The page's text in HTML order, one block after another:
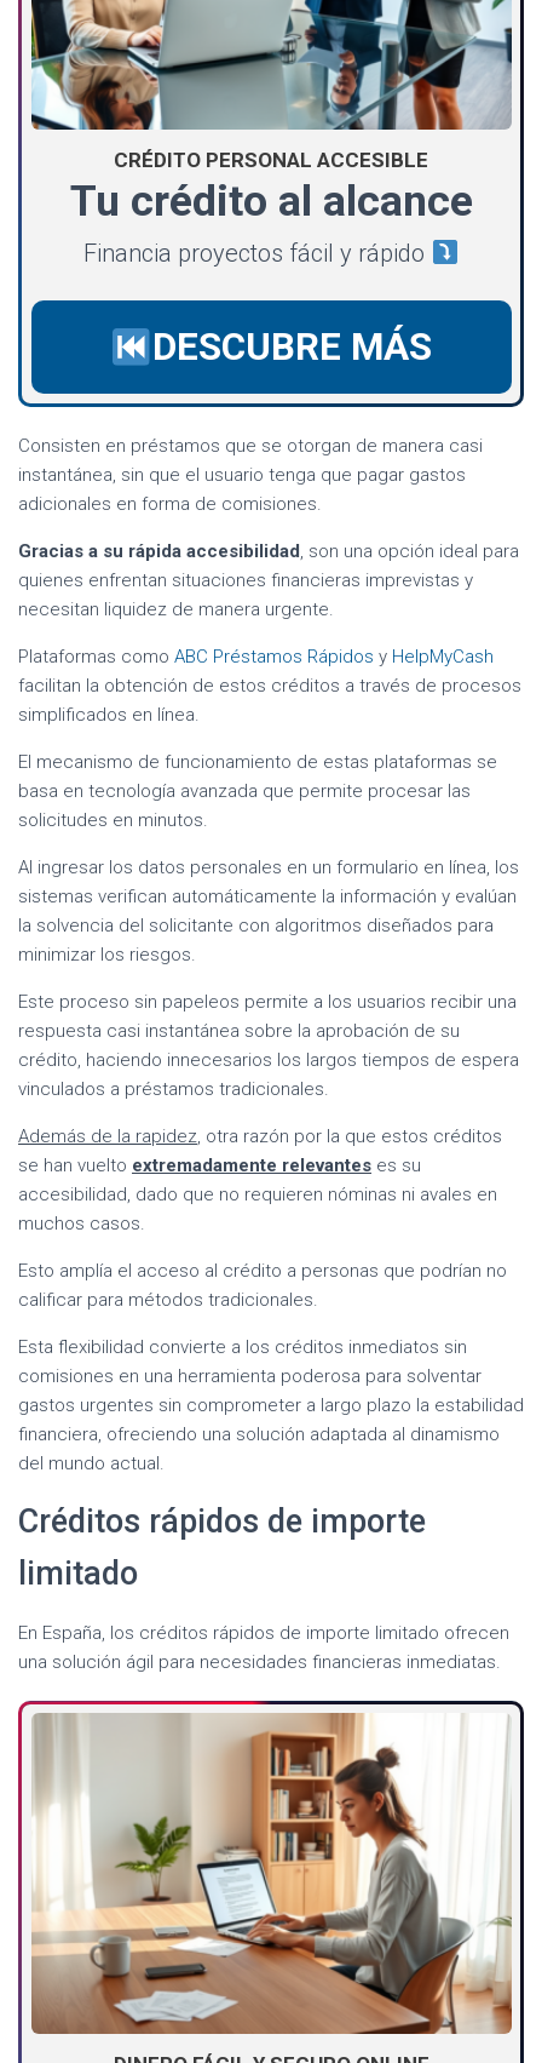
CRÉDITO PERSONAL ACCESIBLE
Tu crédito al alcance
Financia proyectos fácil y rápido
DESCUBRE MÁS
Consisten en préstamos que se otorgan de manera casi
instantánea, sin que el usuario tenga que pagar gastos
adicionales en forma de comisiones.
Gracias a su rápida accesibilidad, son una opción ideal para
quienes enfrentan situaciones financieras imprevistas y
necesitan liquidez de manera urgente.
Plataformas como ABC Préstamos Rápidos y HelpMyCash
facilitan la obtención de estos créditos a través de procesos
simplificados en línea.
El mecanismo de funcionamiento de estas plataformas se
basa en tecnología avanzada que permite procesar las
solicitudes en minutos.
Al ingresar los datos personales en un formulario en línea, los
sistemas verifican automáticamente la información y evalúan
la solvencia del solicitante con algoritmos diseñados para
minimizar los riesgos.
Este proceso sin papeleos permite a los usuarios recibir una
respuesta casi instantánea sobre la aprobación de su
crédito, haciendo innecesarios los largos tiempos de espera
vinculados a préstamos tradicionales.
Además de la rapidez, otra razón por la que estos créditos
se han vuelto extremadamente relevantes es su
accesibilidad, dado que no requieren nóminas ni avales en
muchos casos.
Esto amplía el acceso al crédito a personas que podrían no
calificar para métodos tradicionales.
Esta flexibilidad convierte a los créditos inmediatos sin
comisiones en una herramienta poderosa para solventar
gastos urgentes sin comprometer a largo plazo la estabilidad
financiera, ofreciendo una solución adaptada al dinamismo
del mundo actual.
Créditos rápidos de importe
limitado
En España, los créditos rápidos de importe limitado ofrecen
una solución ágil para necesidades financieras inmediatas.